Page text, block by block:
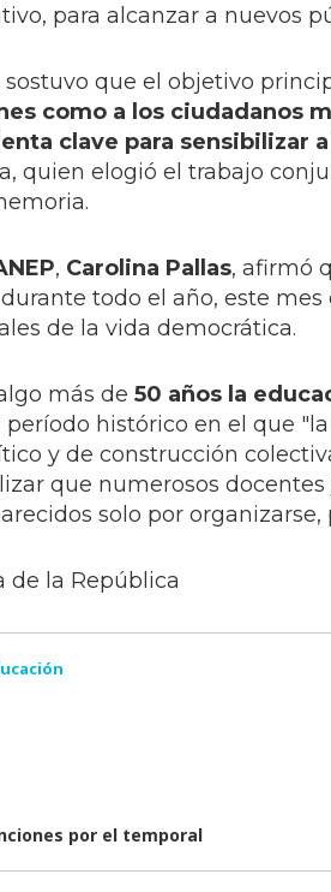
para alcanzar a nuevos
que el objetivo
como a los ciudadanos
clave para sensibilizar
quien elogió el trabajo
, Carolina Pallas, afirmó
todo el año, este
de la vida democrática.
más de 50 años la
período histórico en el que
y de construcción
que numerosos
solo por
de la República
por el temporal